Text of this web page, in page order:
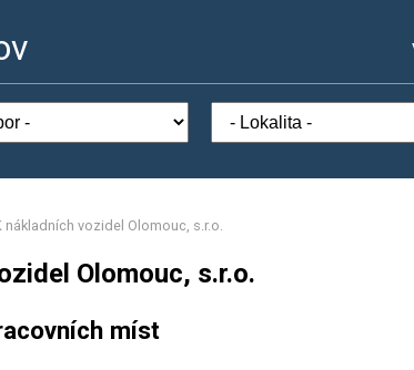
nákladních vozidel Olomouc, s.r.o.
Olomouc, s.r.o.
míst